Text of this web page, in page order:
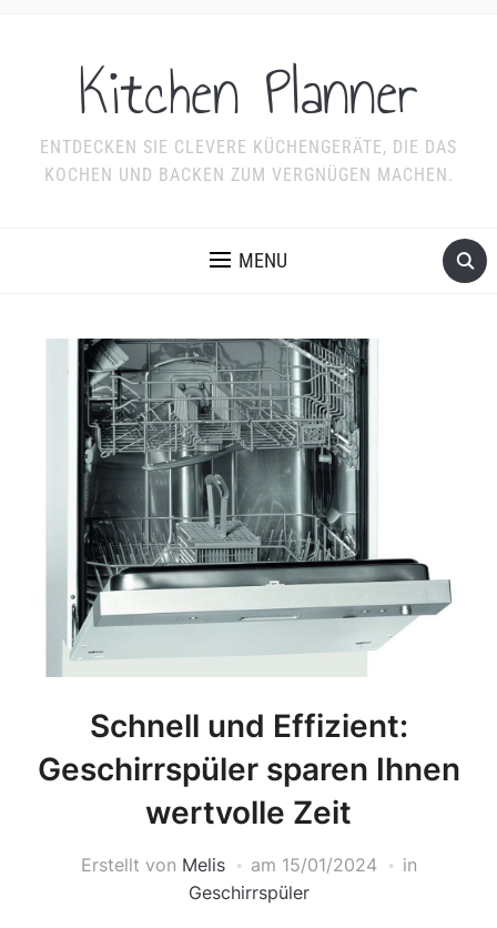
Kitchen Planner
ENTDECKEN SIE CLEVERE KÜCHENGERÄTE, DIE DAS
KOCHEN UND BACKEN ZUM VERGNÜGEN MACHEN.
MENU
Schnell und Effizient:
Geschirrspüler sparen Ihnen
wertvolle Zeit
Erstellt von Melis am 15/01/2024
in
Geschirrspüler